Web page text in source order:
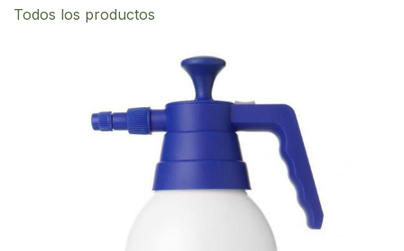
Todos los productos